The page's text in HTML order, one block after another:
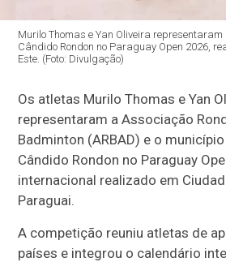
Murilo Thomas e Yan Oliveira representaram
Cândido Rondon no Paraguay Open 2026,
Este. (Foto: Divulgação)
Os atletas Murilo Thomas e Yan
representaram a Associação
Badminton (ARBAD) e o
Cândido Rondon no Paraguay
internacional realizado em
Paraguai.
A competição reuniu atletas de
países e integrou o calendário